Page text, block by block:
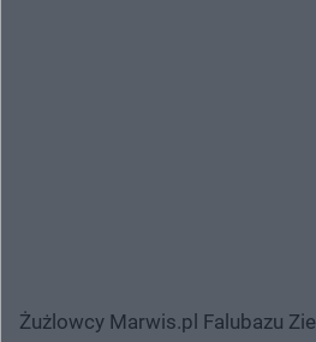
Żużlowcy Marwis.pl Falubazu